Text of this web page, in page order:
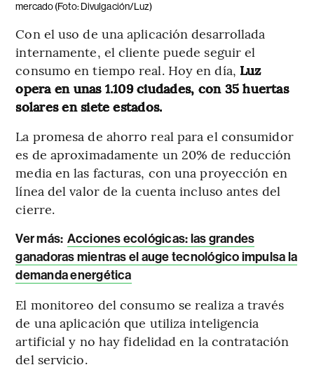
mercado (Foto: Divulgación/Luz)
Con el uso de una aplicación desarrollada
internamente, el cliente puede seguir el
consumo en tiempo real. Hoy en día, Luz
opera en unas 1.109 ciudades, con 35 huertas
solares en siete estados.
La promesa de ahorro real para el consumidor
es de aproximadamente un 20% de reducción
media en las facturas, con una proyección en
línea del valor de la cuenta incluso antes del
cierre.
Ver más: Acciones ecológicas: las grandes
ganadoras mientras el auge tecnológico impulsa la
demanda energética
El monitoreo del consumo se realiza a través
de una aplicación que utiliza inteligencia
artificial y no hay fidelidad en la contratación
del servicio.